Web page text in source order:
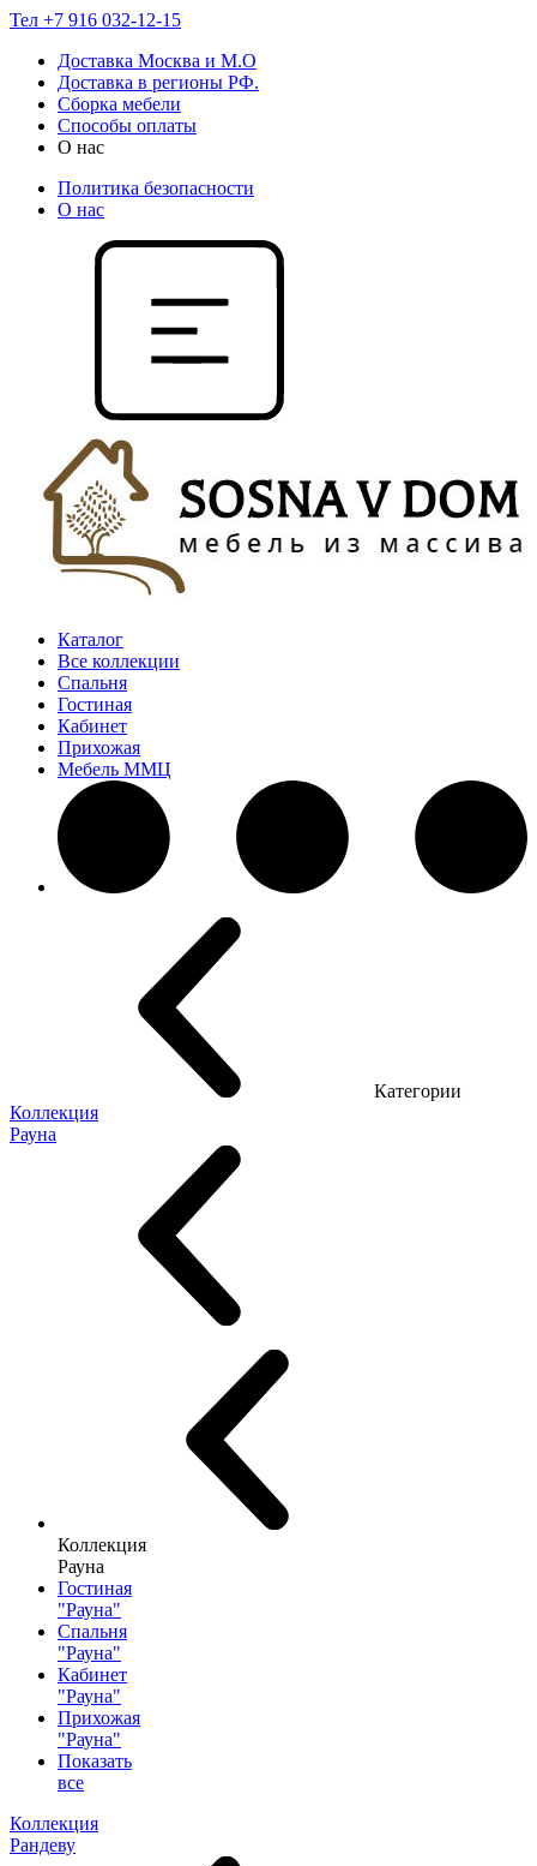
Тел +7 916 032-12-15
Доставка Москва и М.О
Доставка в регионы РФ.
Сборка мебели
Способы оплаты
О нас
Политика безопасности
О нас
Каталог
Все коллекции
Спальня
Гостиная
Кабинет
Прихожая
Мебель ММЦ
Категории
Коллекция
Рауна
Коллекция
Рауна
Гостиная
"Рауна"
Спальня
"Рауна"
Кабинет
"Рауна"
Прихожая
"Рауна"
Показать
все
Коллекция
Рандеву